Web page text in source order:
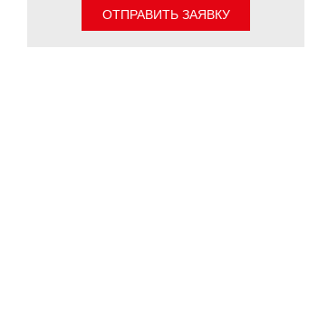
ОТПРАВИТЬ ЗАЯВКУ